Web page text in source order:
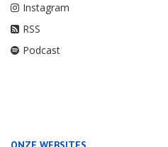
Instagram
RSS
Podcast